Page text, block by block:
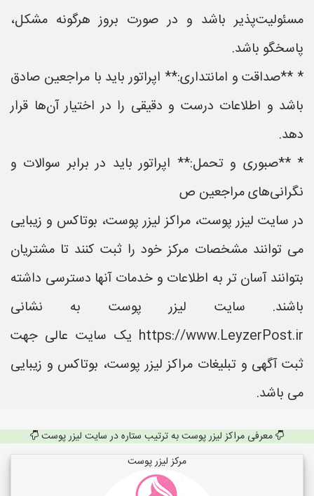
مسئولیت‌پذیر باشد و در صورت بروز هرگونه مشکل،
پاسخگو باشد.
* **صداقت و امانتداری:** اپراتور باید با مراجعین صادق
باشد و اطلاعات درست و دقیقی را در اختیار آن‌ها قرار
دهد.
* **صبوری و تحمل:** اپراتور باید در برابر سوالات و
نگرانی‌های مراجعین ص
در سایت لیزر پوست، مراکز لیزر پوست، بوتاکس و زیبایی
می توانند مشخصات مرکز خود را ثبت کنند تا مشتریان
بتوانند آسان تر به اطلاعات و خدمات آنها دسترسی داشته
باشند. سایت لیزر پوست به نشانی
https://www.LeyzerPost.ir یک سایت عالی جهت
ثبت آگهی و تبلیغات مراکز لیزر پوست، بوتاکس و زیبایی
می باشد.
معرفی مراکز لیزر پوست به ترتیب ستاره در سایت لیزر پوست
مرکز لیزر پوست